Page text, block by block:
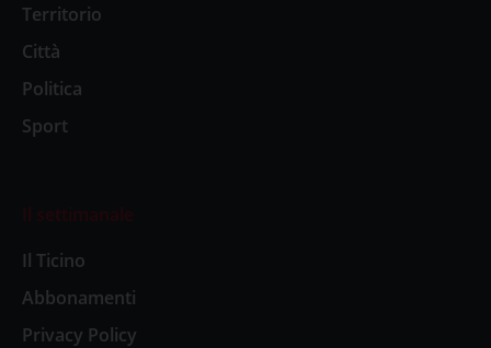
Territorio
Città
Politica
Sport
Il settimanale
Il Ticino
Abbonamenti
Privacy Policy